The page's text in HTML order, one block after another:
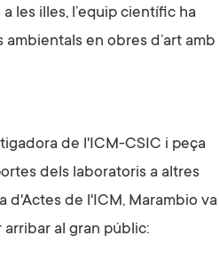
les illes, l’equip científic ha
en obres d’art amb
de l'ICM-CSIC i peça
dels laboratoris a altres
d'Actes de l'ICM, Marambio va
al gran públic: